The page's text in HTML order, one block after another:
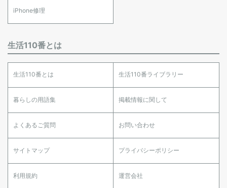
iPhone修理
生活110番とは
生活110番とは 生活110番ライブラリー
暮らしの用語集 掲載情報に関して
よくあるご質問 お問い合わせ
サイトマップ プライバシーポリシー
利用規約 運営会社